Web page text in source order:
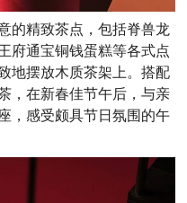
的精致茶点，包括脊兽龙
府通宝铜钱蛋糕等各式点
地摆放木质茶架上。搭配
，在新春佳节午后，与亲
，感受颇具节日氛围的午